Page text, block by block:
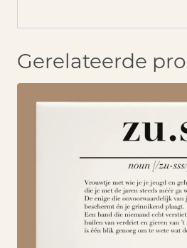
Gerelateerde